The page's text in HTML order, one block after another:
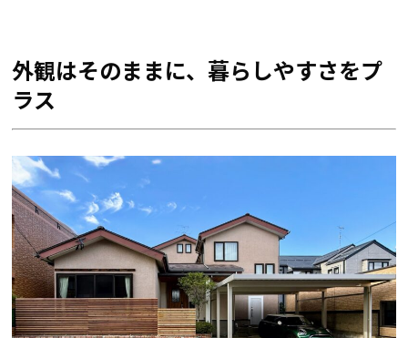
外観はそのままに、暮らしやすさをプ
ラス